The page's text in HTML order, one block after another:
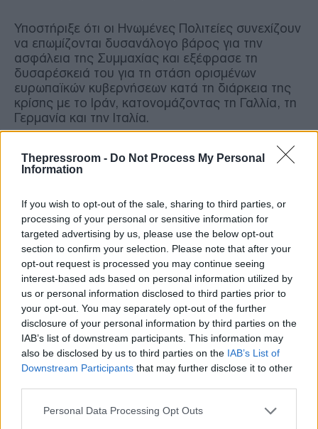
Thepressroom - Do Not Process My Personal
Information
If you wish to opt-out of the sale, sharing to third parties, or
processing of your personal or sensitive information for
targeted advertising by us, please use the below opt-out
section to confirm your selection. Please note that after your
opt-out request is processed you may continue seeing
interest-based ads based on personal information utilized by
us or personal information disclosed to third parties prior to
your opt-out. You may separately opt-out of the further
disclosure of your personal information by third parties on the
IAB’s list of downstream participants. This information may
also be disclosed by us to third parties on the IAB’s List of
Downstream Participants that may further disclose it to other
Please note that this website/app uses one or more Google
Personal Data Processing Opt Outs
Υποστήριξε ότι οι Ηνωμένες Πολιτείες συνεχίζουν
να επωμίζονται δυσανάλογο βάρος για την
ασφάλεια της Συμμαχίας και εξέφρασε τη
δυσαρέσκειά του για τη στάση ορισμένων
ευρωπαϊκών κυβερνήσεων κατά τη διάρκεια της
κρίσης με το Ιράν, κατονομάζοντας τη Γαλλία, τη
Γερμανία και την Ιταλία.
Στο επίκεντρο αμυντικές δαπάνες και
Ουκρανία
Οι ηγέτες των 32 κρατών-μελών του ΝΑΤΟ
επικεντρώνουν τις συζητήσεις τους στην
εφαρμογή της συμφωνίας για τη σταδιακή
αύξηση των αμυντικών δαπανών στο 5% του
ΑΕΠ, καθώς και στην ενίσχυση της ευρωπαϊκής
αμυντικής βιομηχανίας.
Παράλληλα, ιδιαίτερη βαρύτητα δίνεται στη
συνέχιση της στρατιωτικής στήριξης προς την
Ουκρανία, με αντικείμενο τις νέες αποστολές
οπλικών συστημάτων, την ενίσχυση της